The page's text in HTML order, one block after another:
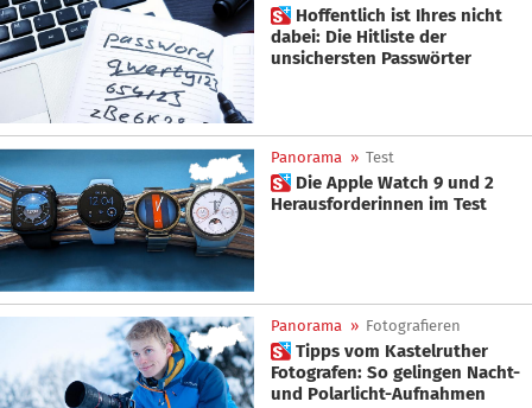
 Hoffentlich ist Ihres nicht
dabei: Die Hitliste der
unsichersten Passwörter
Panorama » Test
 Die Apple Watch 9 und 2
Herausforderinnen im Test
Panorama » Fotografieren
 Tipps vom Kastelruther
Fotografen: So gelingen Nacht-
und Polarlicht-Aufnahmen